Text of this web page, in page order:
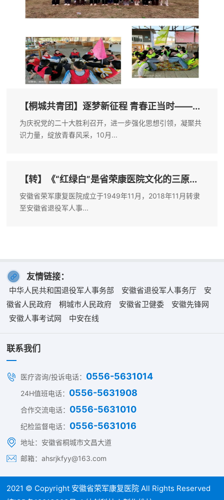
【桐城共青团】逐梦新征程 青春正当时——...
为庆祝党的二十大胜利召开，进一步强化思想引领，凝聚共
识力量，绽放青春风采，10月...
【转】《“红绿白”是省荣康医院文化的三原...
安徽省荣军康复医院成立于1949年11月，2018年11月转隶
至安徽省退役军人事...
友情链接：
中华人民共和国退役军人事务部 安徽省退役军人事务厅
安
徽省人民政府
桐城市人民政府 安徽省卫健委
安徽先锋网
安徽人事考试网
中安在线
联系我们
医疗咨询/投诉电话： 0556-5631014
24H值班电话： 0556-5631908
合作交流电话： 0556-5631010
纪检监督电话： 0556-5631016
地址：安徽省桐城市文昌大道
邮箱：ahsrjkfyy@163.com
2021 © Copyright 安徽省荣军康复医院 All Rights Reserved